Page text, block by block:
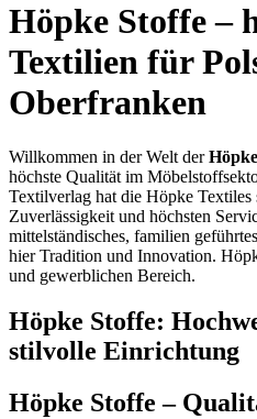
Höpke Stoffe –
Textilien für
Oberfranken
Willkommen in der Welt der
höchste Qualität im
Textilverlag hat die Höpke Textiles
Zuverlässigkeit und höchsten
mittelständisches, familien
hier Tradition und Innovation.
und gewerblichen Bereich.
Höpke Stoffe:
stilvolle Einrichtung
Höpke Stoffe –